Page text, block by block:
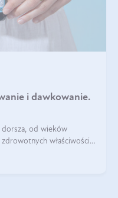
i dawkowanie.
dorsza, od wieków
właściwości.